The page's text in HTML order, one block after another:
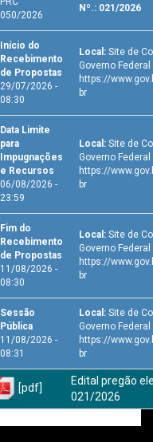
050/2026
Nº.: 021/2026
Início do
Recebimento
de Propostas
29/07/2026 -
08:30
Local: Site de
Governo Federal
https://
br
Data Limite
para
Impugnações
e Recursos
06/08/2026 -
23:59
Local: Site de
Governo Federal
https://
br
Fim do
Recebimento
de Propostas
11/08/2026 -
08:30
Local: Site de
Governo Federal
https://
br
Sessão
Pública
11/08/2026 -
08:31
Local: Site de
Governo Federal
https://
br
[pdf]
Edital pregão
021/2026